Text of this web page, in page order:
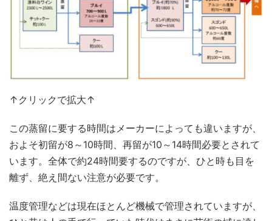
↑クリックで拡大↑
この蒸留に要する時間はメーカーによっても違いますが、
およそ初留が8～10時間、再留が10～14時間必要とされて
います。全体で約24時間要するのですが、ひと時も目を
離ず、絶え間ない注意が必要です。
温度管理などは現在ほとんど機械で管理されていますが、